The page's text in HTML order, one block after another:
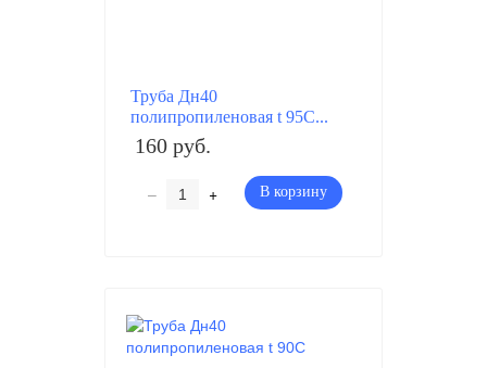
Труба Дн40
полипропиленовая t 95C...
160 руб.
– + В корзину